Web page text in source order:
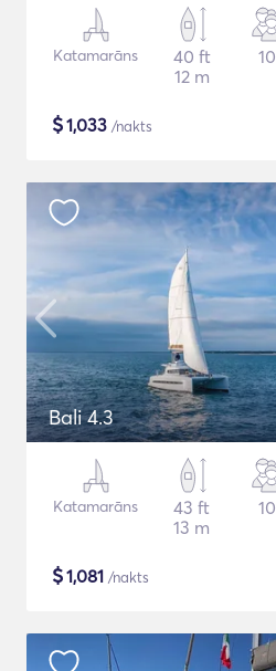
Katamarāns
40 ft
12 m
10
$1,033 /nakts
Bali 4.3
Katamarāns
43 ft
13 m
10
$1,081 /nakts